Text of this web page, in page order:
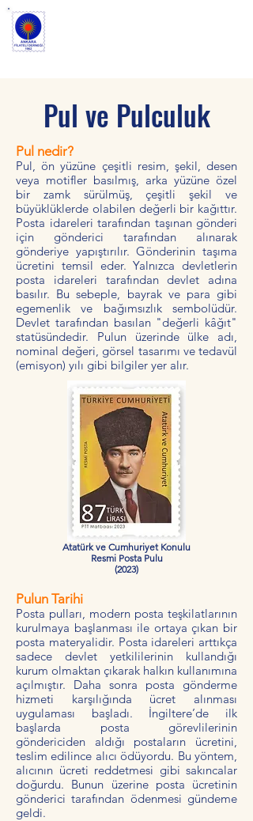
Pul ve Pulculuk
Pul nedir?
Pul, ön yüzüne çeşitli resim, şekil, desen
veya motifler basılmış, arka yüzüne özel
bir zamk sürülmüş, çeşitli şekil ve
büyüklüklerde olabilen değerli bir kağıttır.
Posta idareleri tarafından taşınan gönderi
için gönderici tarafından alınarak
gönderiye yapıştırılır. Gönderinin taşıma
ücretini temsil eder. Yalnızca devletlerin
posta idareleri tarafından devlet adına
basılır. Bu sebeple, bayrak ve para gibi
egemenlik ve bağımsızlık sembolüdür.
Devlet tarafından basılan "değerli kâğıt"
statüsündedir. Pulun üzerinde ülke adı,
nominal değeri, görsel tasarımı ve tedavül
(emisyon) yılı gibi bilgiler yer alır.
Atatürk ve Cumhuriyet Konulu
Resmi Posta Pulu
(2023)
Pulun Tarihi
Posta pulları, modern posta teşkilatlarının
kurulmaya başlanması ile ortaya çıkan bir
posta materyalidir. Posta idareleri arttıkça
sadece devlet yetkililerinin kullandığı
kurum olmaktan çıkarak halkın kullanımına
açılmıştır. Daha sonra posta gönderme
hizmeti karşılığında ücret alınması
uygulaması başladı. İngiltere’de ilk
başlarda posta görevlilerinin
göndericiden aldığı postaların ücretini,
teslim edilince alıcı ödüyordu. Bu yöntem,
alıcının ücreti reddetmesi gibi sakıncalar
doğurdu. Bunun üzerine posta ücretinin
gönderici tarafından ödenmesi gündeme
geldi.